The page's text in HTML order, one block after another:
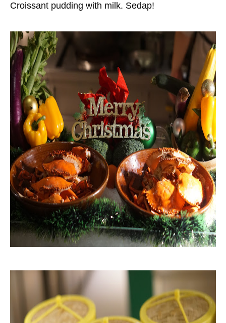
Croissant pudding with milk. Sedap!